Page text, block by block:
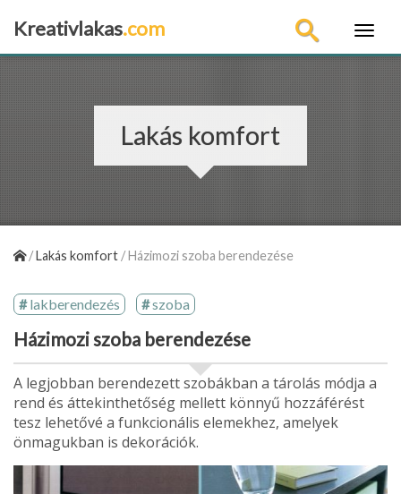
Kreativlakas.com
Lakás komfort
/Lakás komfort /Házimozi szoba berendezése
lakberendezés szoba
Házimozi szoba berendezése
A legjobban berendezett szobákban a tárolás módja a
rend és áttekinthetőség mellett könnyű hozzáférést
tesz lehetővé a funkcionális elemekhez, amelyek
önmagukban is dekorációk.